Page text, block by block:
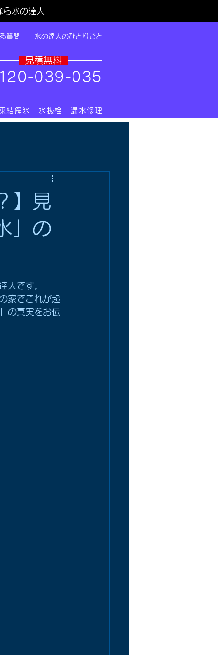
水の達人
質問 水の達人のひとりごと
​見積無料
1 20-039-035
結解氷 水抜栓 漏水修理
】見
」の
人です。
家でこれが起
の真実をお伝